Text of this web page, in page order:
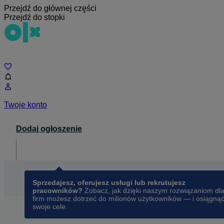
Przejdź do głównej części
Przejdź do stopki
Twoje konto
Dodaj ogłoszenie
Sprzedajesz, oferujesz usługi lub rekrutujesz
pracowników? Zobacz, jak dzięki naszym rozwiązaniom dla
firm możesz dotrzeć do milionów użytkowników — i osiągnąć
swoje cele.